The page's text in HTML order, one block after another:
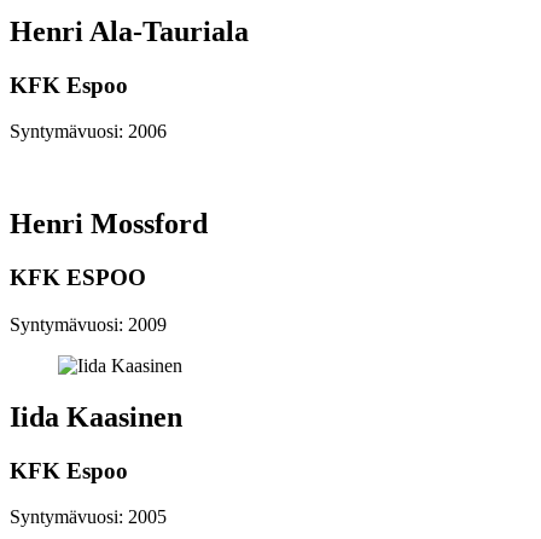
Henri Ala-Tauriala
KFK Espoo
Syntymävuosi: 2006
Henri Mossford
KFK ESPOO
Syntymävuosi: 2009
Iida Kaasinen
KFK Espoo
Syntymävuosi: 2005